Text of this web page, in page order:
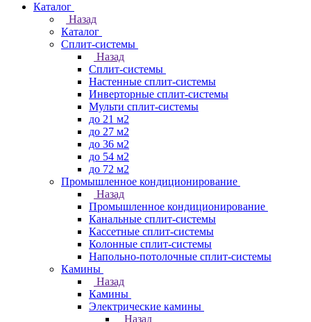
Каталог
Назад
Каталог
Сплит-системы
Назад
Сплит-системы
Настенные сплит-системы
Инверторные сплит-системы
Мульти сплит-системы
до 21 м2
до 27 м2
до 36 м2
до 54 м2
до 72 м2
Промышленное кондиционирование
Назад
Промышленное кондиционирование
Канальные сплит-системы
Кассетные сплит-системы
Колонные сплит-системы
Напольно-потолочные сплит-системы
Камины
Назад
Камины
Электрические камины
Назад